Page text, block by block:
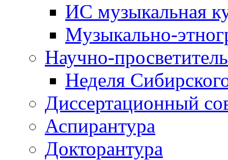
ИС музыкальная
Музыкально-
Научно-
Неделя
Диссертационный
Аспирантура
Докторантура